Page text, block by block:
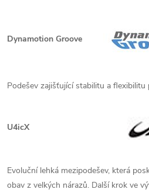
Dynamotion Groove
Podešev zajišťující stabilitu a
U4icX
Evoluční lehká mezipodešev, která
obav z velkých nárazů. Další krok ve